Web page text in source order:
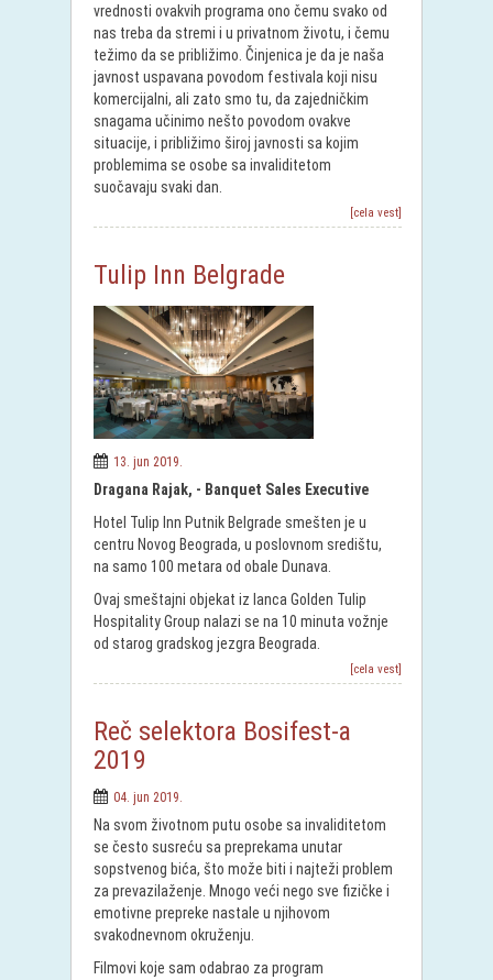
vrednosti ovakvih programa ono čemu svako od
nas treba da stremi i u privatnom životu, i čemu
težimo da se približimo. Činjenica je da je naša
javnost uspavana povodom festivala koji nisu
komercijalni, ali zato smo tu, da zajedničkim
snagama učinimo nešto povodom ovakve
situacije, i približimo široj javnosti sa kojim
problemima se osobe sa invaliditetom
suočavaju svaki dan.
[cela vest]
Tulip Inn Belgrade
13. jun 2019.
Dragana Rajak, - Banquet Sales Executive
Hotel Tulip Inn Putnik Belgrade smešten je u
centru Novog Beograda, u poslovnom središtu,
na samo 100 metara od obale Dunava.
Ovaj smeštajni objekat iz lanca Golden Tulip
Hospitality Group nalazi se na 10 minuta vožnje
od starog gradskog jezgra Beograda.
[cela vest]
Reč selektora Bosifest-a
2019
04. jun 2019.
Na svom životnom putu osobe sa invaliditetom
se često susreću sa preprekama unutar
sopstvenog bića, što može biti i najteži problem
za prevazilaženje. Mnogo veći nego sve fizičke i
emotivne prepreke nastale u njihovom
svakodnevnom okruženju.
Filmovi koje sam odabrao za program